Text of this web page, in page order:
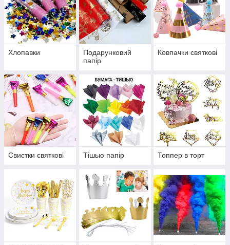
Хлопавки
Подарунковий
папір
Ковпачки святкові
Свистки святкові Тішью папір Топпер в торт